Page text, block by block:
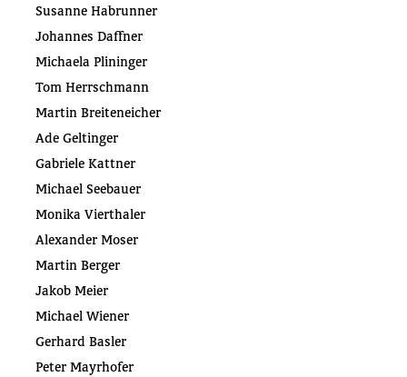
Susanne Habrunner
Johannes Daffner
Michaela Plininger
Tom Herrschmann
Martin Breiteneicher
Ade Geltinger
Gabriele Kattner
Michael Seebauer
Monika Vierthaler
Alexander Moser
Martin Berger
Jakob Meier
Michael Wiener
Gerhard Basler
Peter Mayrhofer